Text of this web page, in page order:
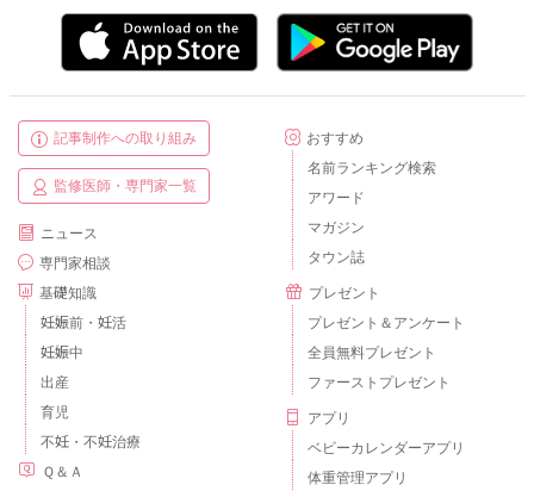
記事制作への取り組み
監修医師・専門家一覧
ニュース
専門家相談
基礎知識
妊娠前・妊活
妊娠中
出産
育児
不妊・不妊治療
Ｑ＆Ａ
おすすめ
名前ランキング検索
アワード
マガジン
タウン誌
プレゼント
プレゼント＆アンケート
全員無料プレゼント
ファーストプレゼント
アプリ
ベビーカレンダーアプリ
体重管理アプリ